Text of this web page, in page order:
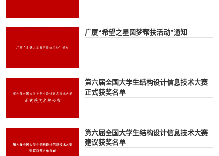
广厦“希望之星圆梦帮扶活动”通知
第六届全国大学生结构设计信息技术大赛
正式获奖名单
第六届全国大学生结构设计信息技术大赛
建议获奖名单